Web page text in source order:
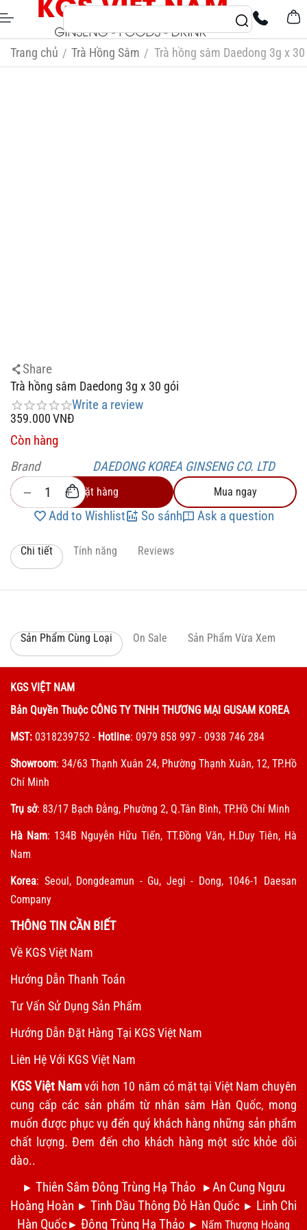
Trang chủ / Trà Hồng Sâm / Trà hồng sâm Daedong 3g x
Share
Trà hồng sâm Daedong 3g x 30 gói
Write a review
359.000VNĐ
Còn hàng
Brand
DAEDONG KOREA GINSENG CO. LTD
+
− Đặt hàng Mua ngay
Add to Wishlist So sánh Ask a question
Chi tiết Tính năng Reviews
Sản Phẩm Cùng Loại On Sale Sản Phẩm Vừa Xem
KGS VIỆT NAM
Bản Quyền Thuộc CÔNG TY TNHH THƯƠNG MẠI GUSAM KOREA
MST: 0318239752 - Hotline: 0979 858 997 - 0938 746 284
Showroom: 34/63 Thạnh Xuân 24, Phường Thạnh Xuân, 12, TP.Hồ
Chí Minh
Trụ sở: 83/17 Bạch Đằng, Phường 2, Q.Tân Bình, TP.Hồ Chí Minh
Hà Nam: 134B Nguyễn Hữu Tiến, TT.Đồng Văn, H.Duy Tiên, Hà
Nam
Korea: Seoul, Dongdeamun - Gu, Jegi - Dong, 1046-1 Daesan
Company
THÔNG TIN CẦN BIẾT
Về KGS Việt Nam
Hướng Dẫn Thanh Toán
Tư Vấn Sử Dụng Sản Phẩm
Hướng Dẫn Đặt Hàng Tại KGS Việt Nam
Liên Hệ Với KGS Việt Nam
KGS Việt Namvới hơn 10 năm có mặt tại Việt Nam chuyên
cung cấp các sản phẩm từ nhân sâm Hàn Quốc, mong
muốn được phục vụ đến quý khách hàng những sản phẩm
chất lượng. Đem đến cho khách hàng một sức khỏe dồi
dào..
► Thiên Sâm Đông Trùng Hạ Thảo ►An Cung Ngưu
Hoàng Hoàn ► Tinh Dầu Thông Đỏ Hàn Quốc ► Linh Chi
Hàn Quốc ► Đông Trùng Hạ Thảo ► Nấm Thượng Hoàng